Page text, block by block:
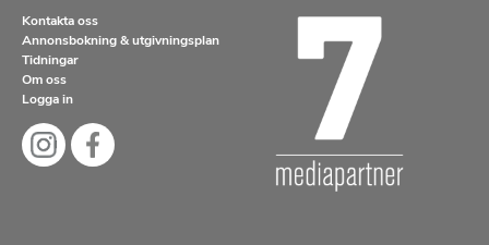
Kontakta oss
Annonsbokning & utgivningsplan
Tidningar
Om oss
Logga in